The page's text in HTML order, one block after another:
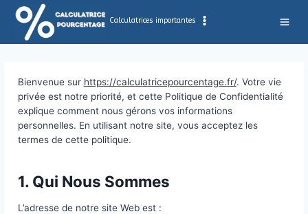
Aller
contenu
Calculatrices importantes
Bienvenue surhttps://calculatricepourcentage.fr/
privée est notre priorité, et cette Politique de
explique comment nous gérons vos informations
termes de cette politique.